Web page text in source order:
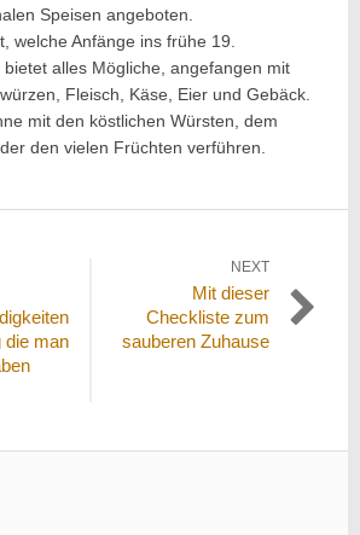
Speisen angeboten.
welche Anfänge ins frühe 19.
alles Mögliche, angefangen mit
Fleisch, Käse, Eier und Gebäck.
mit den köstlichen Würsten, dem
den vielen Früchten verführen.
die man
NEXT
Mit dieser
Checkliste zum
sauberen Zuhause